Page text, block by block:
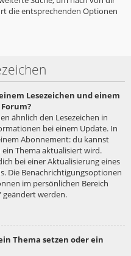
die entsprechenden Optionen
Lesezeichen und einem
ähnlich den Lesezeichen in
bei einem Update. In
Abonnement: du kannst
Thema aktualisiert wird.
bei einer Aktualisierung eines
Die Benachrichtigungsoptionen
im persönlichen Bereich
geändert werden.
Thema setzen oder ein